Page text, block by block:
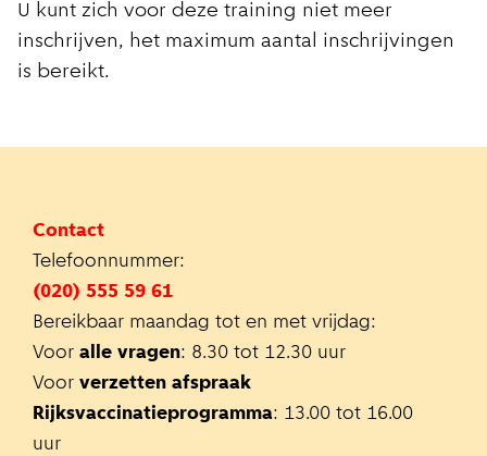
U kunt zich voor deze training niet meer
inschrijven, het maximum aantal inschrijvingen
is bereikt.
Contact
Telefoonnummer:
(020) 555 59 61
Bereikbaar maandag tot en met vrijdag:
Voor alle vragen: 8.30 tot 12.30 uur
Voor verzetten afspraak
Rijksvaccinatieprogramma: 13.00 tot 16.00
uur